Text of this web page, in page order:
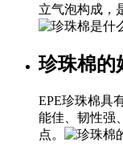
立气泡构成，
珍珠棉的
EPE珍珠棉具
能佳、韧性强
点。